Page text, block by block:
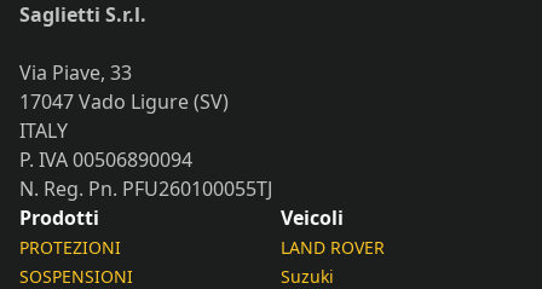
Saglietti S.r.l.
Via Piave, 33
17047 Vado Ligure (SV)
ITALY
P. IVA 00506890094
N. Reg. Pn. PFU260100055TJ
Prodotti
PROTEZIONI
SOSPENSIONI
Veicoli
LAND ROVER
Suzuki